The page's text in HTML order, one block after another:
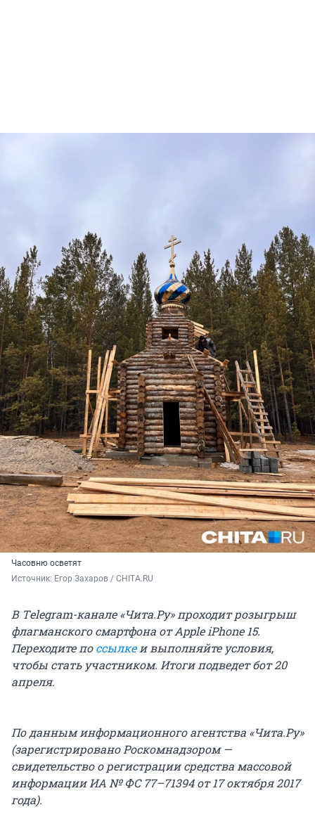
Часовню осветят
Источник: Егор Захаров / CHITA.RU
В Тelegram-канале «Чита.Ру» проходит розыгрыш
флагманского смартфона от Apple iPhone 15.
Переходите поссылкеи выполняйте условия,
чтобы стать участником. Итоги подведет бот 20
апреля.
По данным информационного агентства «Чита.Ру»
(зарегистрировано Роскомнадзором —
свидетельство о регистрации средства массовой
информации ИА № ФС 77–71394 от 17 октября 2017
года).